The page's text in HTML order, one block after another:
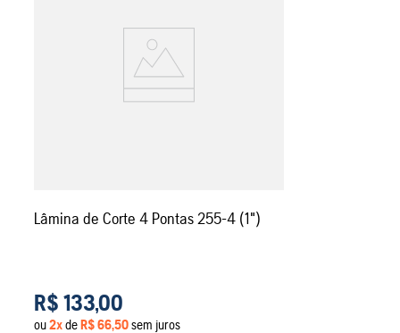
Lâmina de Corte 4 Pontas 255-4 (1")
R$ 133,00
ou2xdeR$66,50sem juros